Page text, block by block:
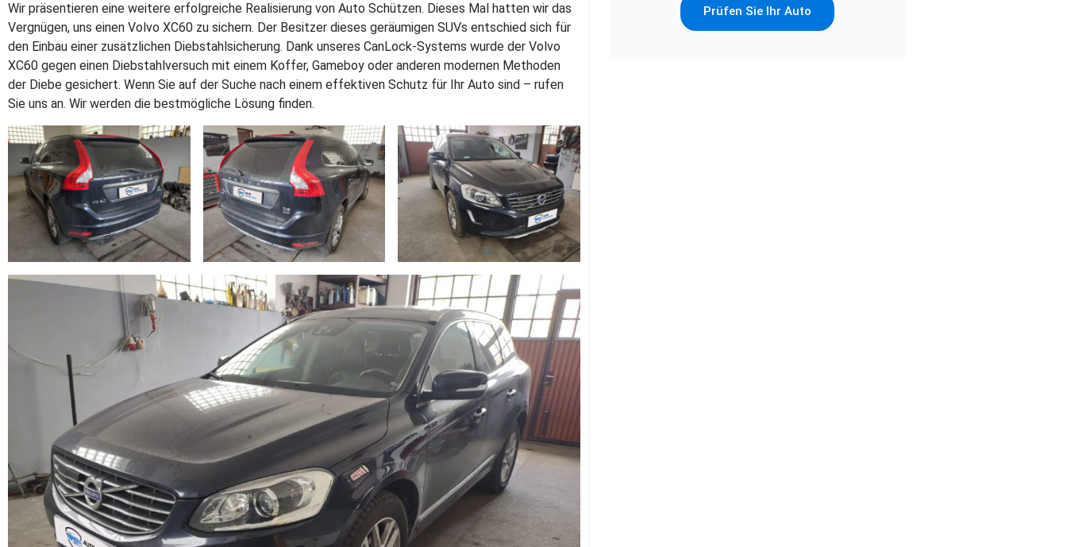
Wir präsentieren eine weitere erfolgreiche Realisierung von Auto Schützen. Dieses Mal hatten wir das
Vergnügen, uns einen Volvo XC60 zu sichern. Der Besitzer dieses geräumigen SUVs entschied sich für
den Einbau einer zusätzlichen Diebstahlsicherung. Dank unseres CanLock-Systems wurde der Volvo
XC60 gegen einen Diebstahlversuch mit einem Koffer, Gameboy oder anderen modernen Methoden
der Diebe gesichert. Wenn Sie auf der Suche nach einem effektiven Schutz für Ihr Auto sind – rufen
Sie uns an. Wir werden die bestmögliche Lösung finden.
Prüfen Sie Ihr Auto